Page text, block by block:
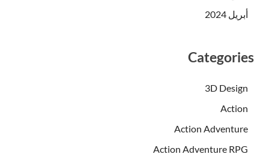
أبريل 2024
Categories
3D Design
Action
Action Adventure
Action Adventure RPG